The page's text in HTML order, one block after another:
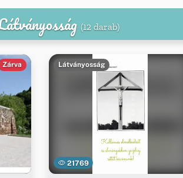
(12 darab)
Zárva
21769
Látványosság